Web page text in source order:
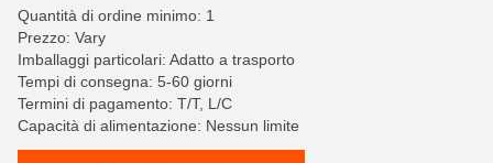
Quantità di ordine minimo: 1
Prezzo: Vary
Imballaggi particolari: Adatto a trasporto
Tempi di consegna: 5-60 giorni
Termini di pagamento: T/T, L/C
Capacità di alimentazione: Nessun limite